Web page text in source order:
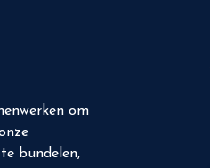
om
bundelen,